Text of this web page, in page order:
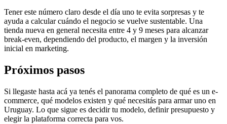
Tener este número claro desde el día uno te evita sorpresas y te
ayuda a calcular cuándo el negocio se vuelve sustentable. Una
tienda nueva en general necesita entre 4 y 9 meses para alcanzar
break-even, dependiendo del producto, el margen y la inversión
inicial en marketing.
Próximos pasos
Si llegaste hasta acá ya tenés el panorama completo de qué es un e-
commerce, qué modelos existen y qué necesitás para armar uno en
Uruguay. Lo que sigue es decidir tu modelo, definir presupuesto y
elegir la plataforma correcta para vos.